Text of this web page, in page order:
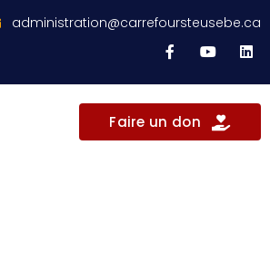
administration@carrefoursteusebe.ca
Faire un don